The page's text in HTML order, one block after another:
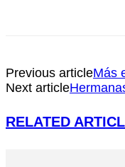
Previous articleMás
Next article
RELATED